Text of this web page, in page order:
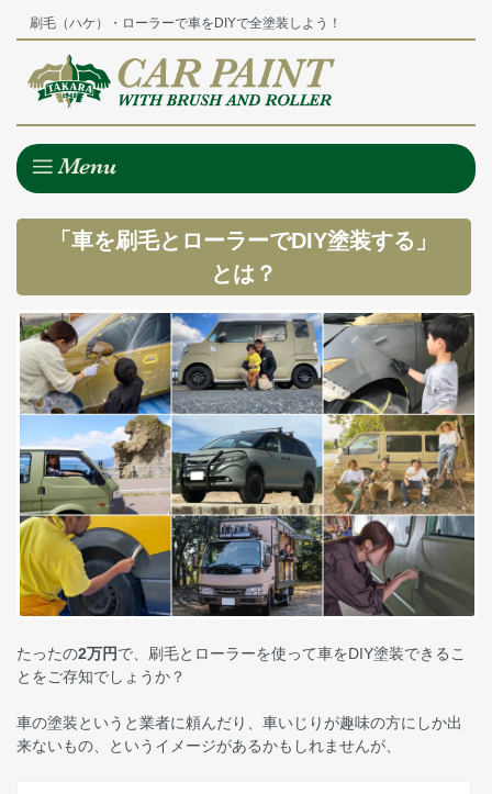
刷毛（ハケ）・ローラーで車をDIYで全塗装しよう！
「車を刷毛とローラーでDIY塗装する」
とは？
たったの2万円で、刷毛とローラーを使って車をDIY塗装できるこ
とをご存知でしょうか？
車の塗装というと業者に頼んだり、車いじりが趣味の方にしか出
来ないもの、というイメージがあるかもしれませんが、